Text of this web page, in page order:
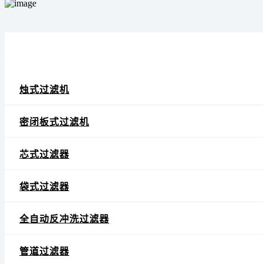
烛式过滤机
密闭板式过滤机
芯式过滤器
袋式过滤器
全自动反冲洗过滤器
管道过滤器